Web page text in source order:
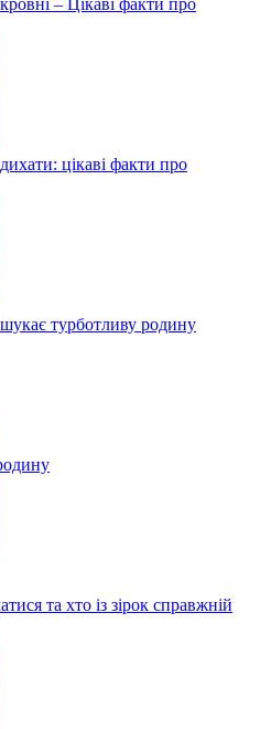
цікаві факти про
турботливу родину
та хто із зірок справжній